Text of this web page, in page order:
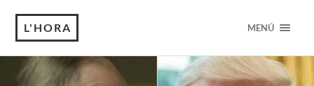
L'HORA MENÚ